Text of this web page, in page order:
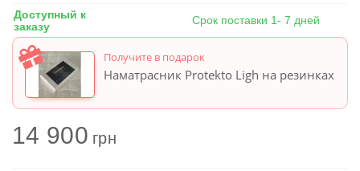
Доступный к
заказу
Срок поставки 1- 7 дней
Получите в подарок
Наматрасник Protekto Ligh на резинках
14 900грн